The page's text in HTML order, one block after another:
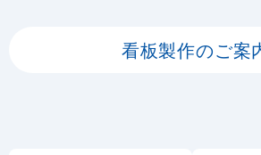
看板製作のご案